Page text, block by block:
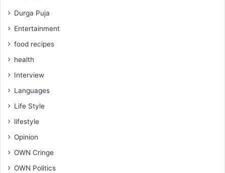
Durga Puja
Entertainment
food recipes
health
Interview
Languages
Life Style
lifestyle
Opinion
OWN Cringe
OWN Politics